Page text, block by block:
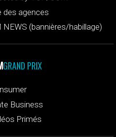
des agences
(bannières/habillage)
GRAND PRIX
Business
Primés